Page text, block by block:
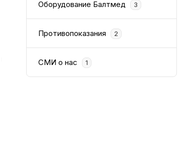
Оборудование Балтмед 3
Противопоказания 2
СМИ о нас 1